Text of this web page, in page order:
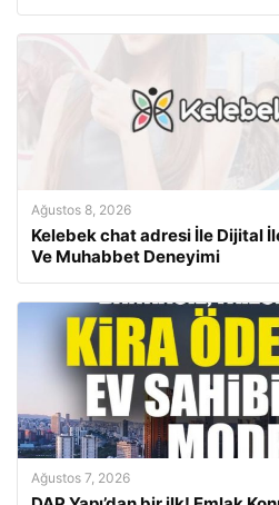
Ağustos 8, 2026
Kelebek chat adresi İle Dijital
Ve Muhabbet Deneyimi
Ağustos 7, 2026